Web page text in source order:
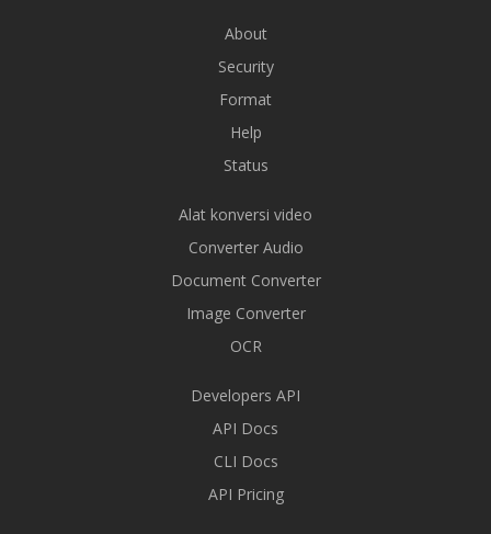
About
Security
Format
Help
Status
Alat konversi video
Converter Audio
Document Converter
Image Converter
OCR
Developers API
API Docs
CLI Docs
API Pricing